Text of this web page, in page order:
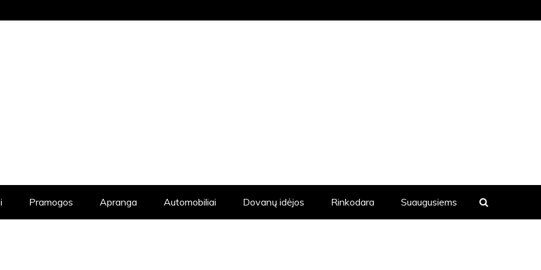
Pramogos Apranga Automobiliai Dovanų idėjos Rinkodara Suaugusiems